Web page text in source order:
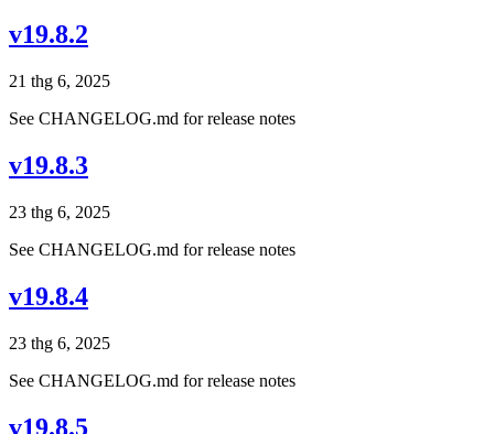
v19.8.2
21 thg 6, 2025
See CHANGELOG.md for release notes
v19.8.3
23 thg 6, 2025
See CHANGELOG.md for release notes
v19.8.4
23 thg 6, 2025
See CHANGELOG.md for release notes
v19.8.5